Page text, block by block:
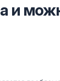
и